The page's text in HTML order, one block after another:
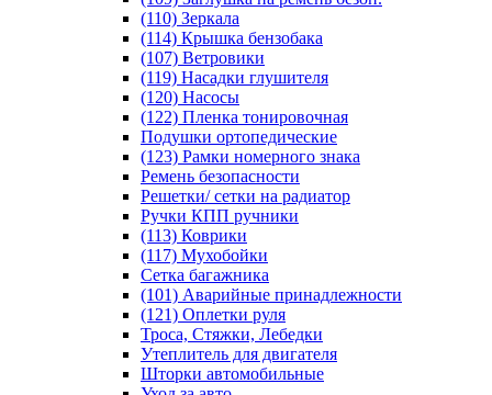
(110) Зеркала
(114) Крышка бензобака
(107) Ветровики
(119) Насадки глушителя
(120) Насосы
(122) Пленка тонировочная
Подушки ортопедические
(123) Рамки номерного знака
Ремень безопасности
Решетки/ сетки на радиатор
Ручки КПП ручники
(113) Коврики
(117) Мухобойки
Сетка багажника
(101) Аварийные принадлежности
(121) Оплетки руля
Троса, Стяжки, Лебедки
Утеплитель для двигателя
Шторки автомобильные